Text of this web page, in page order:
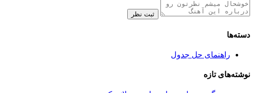
ثبت نظر
دسته‌ها
راهنمای حل جدول
نوشته‌های تازه